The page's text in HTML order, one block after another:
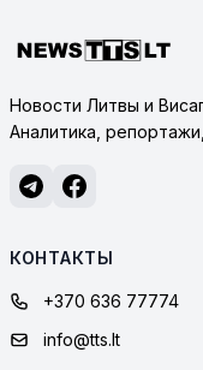
Новости Литвы и
Аналитика,
КОНТАКТЫ
+370 636 77774
info@tts.lt